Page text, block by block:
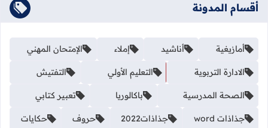
أقسام المدونة
أمازيغية أناشيد إملاء الإمتحان المهني
الادارة التربوية التعليم الأولي التفتيش
الصحة المدرسية باكالوريا تعبير كتابي
جذاذات word جذاذات2022 حروف حكايات